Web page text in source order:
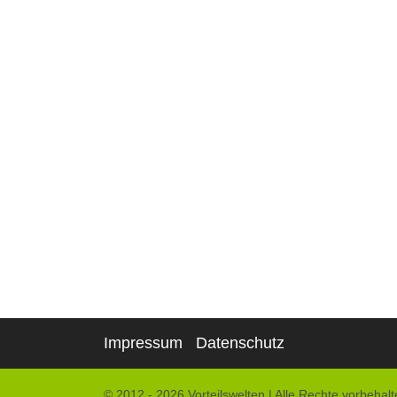
Impressum Datenschutz